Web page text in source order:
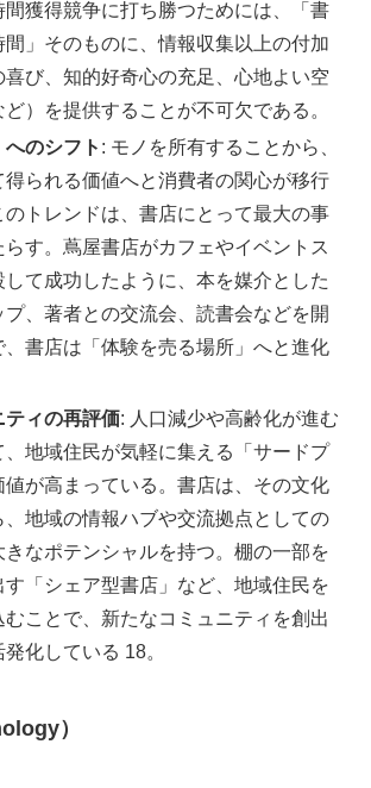
間獲得競争に打ち勝つためには、「書
間」そのものに、情報収集以上の付加
喜び、知的好奇心の充足、心地よい空
）を提供することが不可欠である。
へのシフト : モノを所有することから、
得られる価値へと消費者の関心が移行
のトレンドは、書店にとって最大の事
す。蔦屋書店がカフェやイベントス
て成功したように、本を媒介とした
プ、著者との交流会、読書会などを開
、書店は「体験を売る場所」へと進化
ティの再評価: 人口減少や高齢化が進む
、地域住民が気軽に集える「サードプ
値が高まっている。書店は、その文化
、地域の情報ハブや交流拠点としての
きなポテンシャルを持つ。棚の一部を
す「シェア型書店」など、地域住民を
ことで、新たなコミュニティを創出
化している 18。
）